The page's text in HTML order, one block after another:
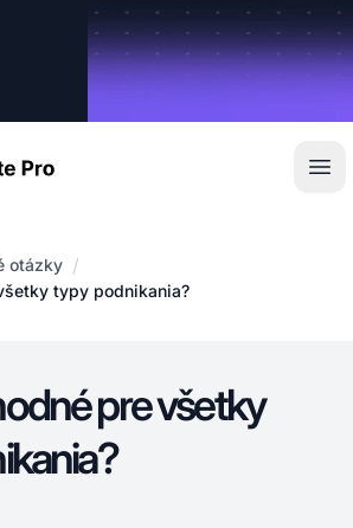
otázky /
typy podnikania?
pre všetky